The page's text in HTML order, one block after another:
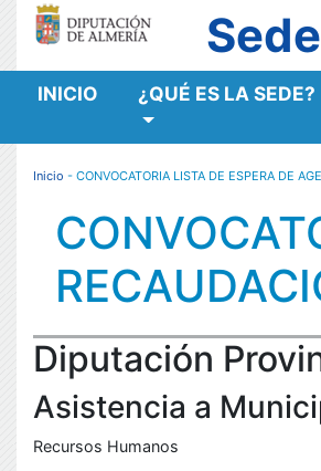
MENÚ RESPONSIVE
INICIO ¿QUÉ ES LA SEDE?
Inicio - CONVOCATORIA LISTA DE ESPERA DE
Diputación
Asistencia a
Recursos Humanos